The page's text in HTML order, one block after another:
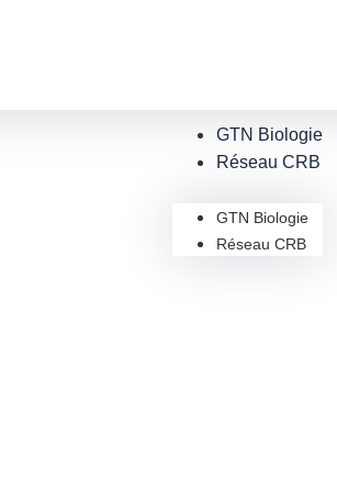
GTN Biologie
Réseau CRB
GTN Biologie
Réseau CRB